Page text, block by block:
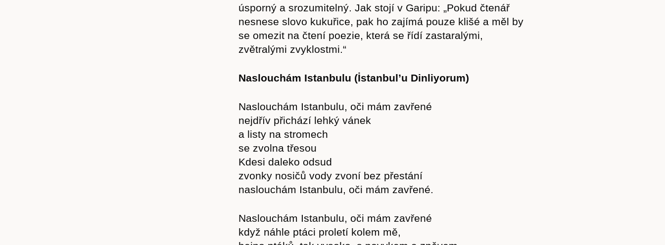
úsporný a srozumitelný. Jak stojí v Garipu: „Pokud čtenář
nesnese slovo kukuřice, pak ho zajímá pouze klišé a měl by
se omezit na čtení poezie, která se řídí zastaralými,
zvětralými zvyklostmi.“
Naslouchám Istanbulu (İstanbul’u Dinliyorum)
Naslouchám Istanbulu, oči mám zavřené
nejdřív přichází lehký vánek
a listy na stromech
se zvolna třesou
Kdesi daleko odsud
zvonky nosičů vody zvoní bez přestání
naslouchám Istanbulu, oči mám zavřené.
Naslouchám Istanbulu, oči mám zavřené
když náhle ptáci proletí kolem mě,